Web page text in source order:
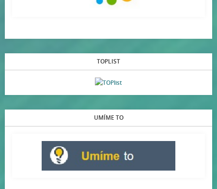
TOPLIST
UMÍME TO